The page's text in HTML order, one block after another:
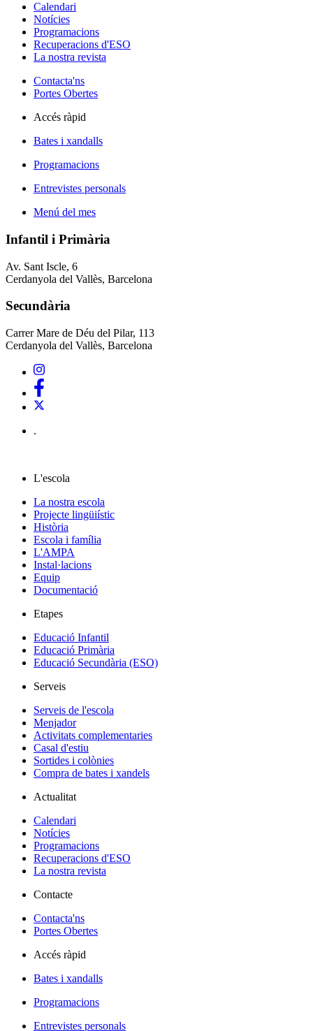
Calendari
Notícies
Programacions
Recuperacions d'ESO
La nostra revista
Contacta'ns
Portes Obertes
Accés ràpid
Bates i xandalls
Programacions
Entrevistes personals
Menú del mes
Infantil i Primària
Av. Sant Iscle, 6
Cerdanyola del Vallès, Barcelona
Secundària
Carrer Mare de Déu del Pilar, 113
Cerdanyola del Vallès, Barcelona
.
L'escola
La nostra escola
Projecte lingüiístic
Història
Escola i família
L'AMPA
Instal·lacions
Equip
Documentació
Etapes
Educació Infantil
Educació Primària
Educació Secundària (ESO)
Serveis
Serveis de l'escola
Menjador
Activitats complementaries
Casal d'estiu
Sortides i colònies
Compra de bates i xandels
Actualitat
Calendari
Notícies
Programacions
Recuperacions d'ESO
La nostra revista
Contacte
Contacta'ns
Portes Obertes
Accés ràpid
Bates i xandalls
Programacions
Entrevistes personals